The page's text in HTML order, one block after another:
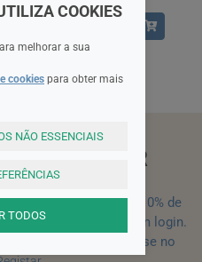
NEWSLETTER
receba um cupão de 10% de
efetuada com login.
primeiro registar-se no
COOKIES
melhorar a sua
cookies para obter mais
NÃO ESSENCIAIS
TODOS